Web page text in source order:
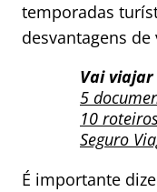
temporadas
desvantagens
Vai
5
10
Seguro
É importante